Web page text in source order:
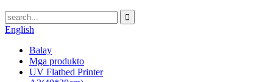
English
Balay
Mga produkto
UV Flatbed Printer